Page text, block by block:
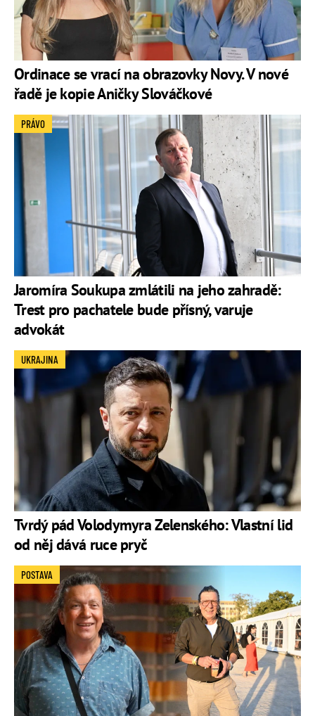
Ordinace se vrací na obrazovky Novy. V nové
řadě je kopie Aničky Slováčkové
Jaromíra Soukupa zmlátili na jeho zahradě:
Trest pro pachatele bude přísný, varuje
advokát
PRÁVO
Tvrdý pád Volodymyra Zelenského: Vlastní lid
od něj dává ruce pryč
UKRAJINA
POSTAVA